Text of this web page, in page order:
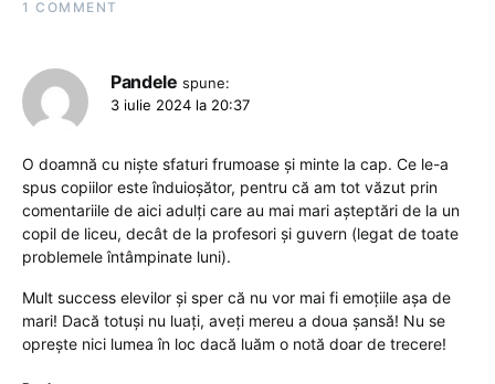
1 COMMENT
Pandele spune:
3 iulie 2024 la 20:37
O doamnă cu niște sfaturi frumoase și minte la cap. Ce le-a
spus copiilor este înduioșător, pentru că am tot văzut prin
comentariile de aici adulți care au mai mari așteptări de la un
copil de liceu, decât de la profesori și guvern (legat de toate
problemele întâmpinate luni).
Mult success elevilor și sper că nu vor mai fi emoțiile așa de
mari! Dacă totuși nu luați, aveți mereu a doua șansă! Nu se
oprește nici lumea în loc dacă luăm o notă doar de trecere!